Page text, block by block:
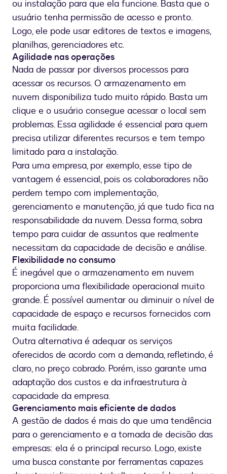
ou instalação para que ela funcione. Basta que o
usuário tenha permissão de acesso e pronto.
Logo, ele pode usar editores de textos e imagens,
planilhas, gerenciadores etc.
Agilidade nas operações
Nada de passar por diversos processos para
acessar os recursos. O armazenamento em
nuvem disponibiliza tudo muito rápido. Basta um
clique e o usuário consegue acessar o local sem
problemas. Essa agilidade é essencial para quem
precisa utilizar diferentes recursos e tem tempo
limitado para a instalação.
Para uma empresa, por exemplo, esse tipo de
vantagem é essencial, pois os colaboradores não
perdem tempo com implementação,
gerenciamento e manutenção, já que tudo fica na
responsabilidade da nuvem. Dessa forma, sobra
tempo para cuidar de assuntos que realmente
necessitam da capacidade de decisão e análise.
Flexibilidade no consumo
É inegável que o armazenamento em nuvem
proporciona uma flexibilidade operacional muito
grande. É possível aumentar ou diminuir o nível de
capacidade de espaço e recursos fornecidos com
muita facilidade.
Outra alternativa é adequar os serviços
oferecidos de acordo com a demanda, refletindo, é
claro, no preço cobrado. Porém, isso garante uma
adaptação dos custos e da infraestrutura à
capacidade da empresa.
Gerenciamento mais eficiente de dados
A gestão de dados é mais do que uma tendência
para o gerenciamento e a tomada de decisão das
empresas: ela é o principal recurso. Logo, existe
uma busca constante por ferramentas capazes